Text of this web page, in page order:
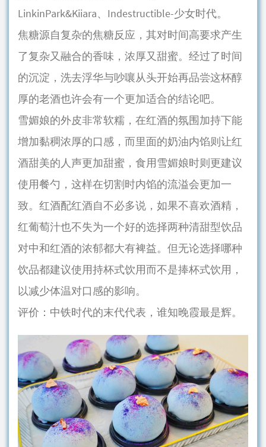
LinkinPark&Kiiara、Indestructible-少女时代。
焦糖源自复杂的焦糖反应，其对时间高要求产生
了复杂又融合的香味，浓厚又甜蜜。经过了时间
的沉淀，洗去浮华与吵嚷从头开始再品尝这杯醇
厚的老酒也许会有一个更加适合的结论吧。
雪媚娘的外皮非常软糯，在红酒的氛围加持下能
增加黏稠浓厚的口感，而里面的奶油内馅则让红
酒甜美的人声更加甜蜜，食用雪媚娘时则更建议
使用餐勺，这样在切割时内馅的流溢会更加一
致。红酒配红酒自不必多说，如果不喜欢酒精，
红葡萄汁也不失为一个好的选择两种清甜型饮品
对中和红酒的浓郁都大有裨益。但无论选择哪种
饮品都建议使用持杯式饮用而不是捧杯式饮用，
以减少体温对口感的影响。
评价：中铁时代的末代代表，谁知晚霞最是辉。